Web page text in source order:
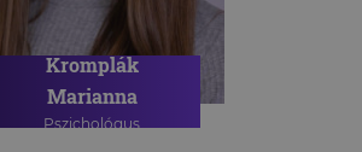
Kromplák
Marianna
Pszichológus